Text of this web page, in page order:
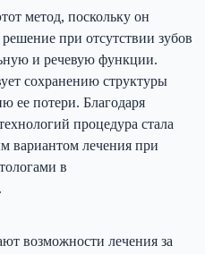
метод, поскольку он
при отсутствии зубов
и речевую функции.
сохранению структуры
ее потери. Благодаря
процедура стала
вариантом лечения при
в
возможности лечения за